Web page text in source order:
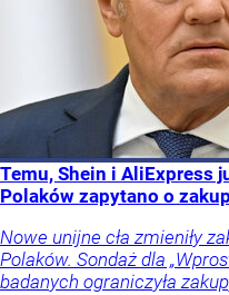
Temu, Shein i AliExpress
Polaków zapytano o
Nowe unijne cła zmieniły
Polaków. Sondaż dla
badanych ograniczyła